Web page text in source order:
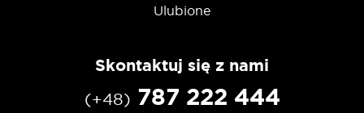
Ulubione
Skontaktuj się z nami
(+48) 787 222 444